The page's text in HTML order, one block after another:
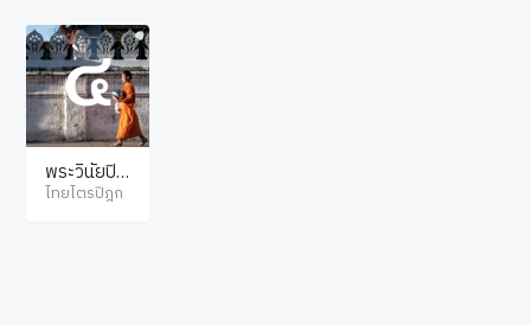
พระวินัยปิฎ
ก มหาวรรค
ไทยไตรปิฎก